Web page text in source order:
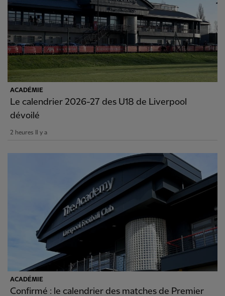
ACADÉMIE
Le calendrier 2026-27 des U18 de Liverpool
dévoilé
2 heures Il y a
ACADÉMIE
Confirmé : le calendrier des matches de Premier